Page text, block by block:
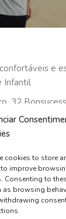
cookies to store
improve
Consenting to
browsing
e
Infantil
32
21040-